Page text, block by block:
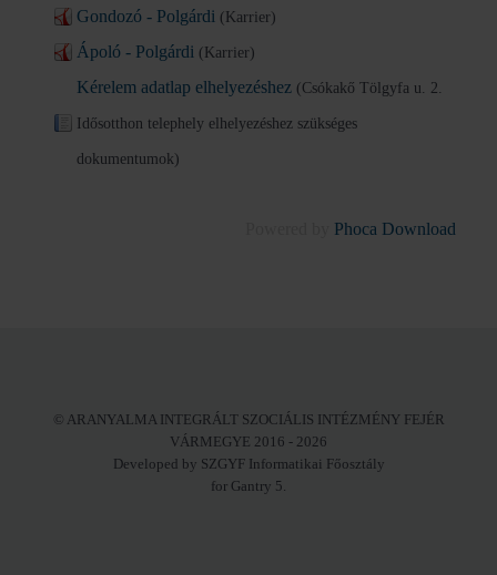
Gondozó - Polgárdi (Karrier)
Ápoló - Polgárdi (Karrier)
Kérelem adatlap elhelyezéshez (Csókakő Tölgyfa u. 2.
Idősotthon telephely elhelyezéshez szükséges
dokumentumok)
Phoca Download
© ARANYALMA INTEGRÁLT SZOCIÁLIS INTÉZMÉNY FEJÉR
VÁRMEGYE 2016 - 2026
Developed by SZGYF Informatikai Főosztály
for Gantry 5.